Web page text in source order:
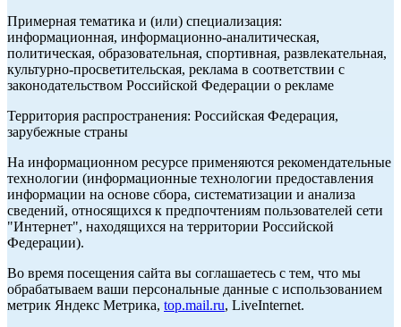
Примерная тематика и (или) специализация:
информационная, информационно-аналитическая,
политическая, образовательная, спортивная, развлекательная,
культурно-просветительская, реклама в соответствии с
законодательством Российской Федерации о рекламе
Территория распространения: Российская Федерация,
зарубежные страны
На информационном ресурсе применяются рекомендательные
технологии (информационные технологии предоставления
информации на основе сбора, систематизации и анализа
сведений, относящихся к предпочтениям пользователей сети
"Интернет", находящихся на территории Российской
Федерации).
Во время посещения сайта вы соглашаетесь с тем, что мы
обрабатываем ваши персональные данные с использованием
метрик Яндекс Метрика, top.mail.ru, LiveInternet.